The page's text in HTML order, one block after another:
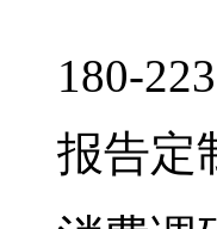
180-
报告定